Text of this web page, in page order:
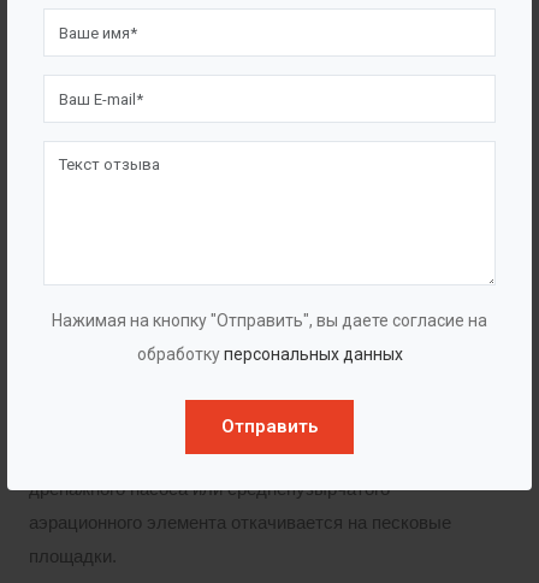
Нажимая на кнопку "Отправить", вы даете согласие на
обработкуперсональных данных
Отправить
грубых примесей, поступает в центральный цилиндр
песколовки, где происходит частичное снижение
скорости и успокоение натекающей воды. По мере
движения воды по центральному цилиндру в нижнюю
через внешнее затрубное пространство к гребню
водослива и стекает в канализацию.
Собранный в аккумулирующем пространстве песок
после его пневматического взрыхления с помощью
дренажного насоса или среднепузырчатого
аэрационного элемента откачивается на песковые
площадки.